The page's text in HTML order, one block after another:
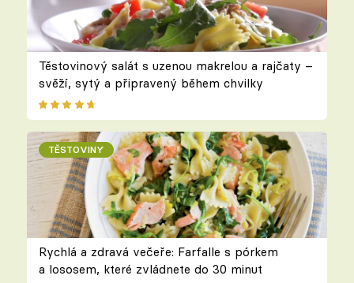
Těstovinový salát s uzenou makrelou a rajčaty –
svěží, sytý a připravený během chvilky
TĚSTOVINY
Rychlá a zdravá večeře: Farfalle s pórkem
a lososem, které zvládnete do 30 minut